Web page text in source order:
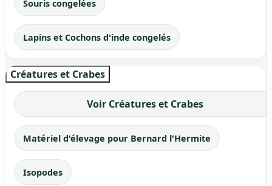
Souris congelées
Lapins et Cochons d'inde congelés
Créatures et Crabes
Voir Créatures et Crabes
Matériel d'élevage pour Bernard l'Hermite
Isopodes